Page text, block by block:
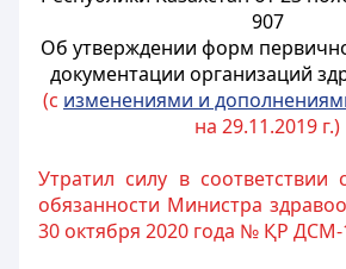
907
Об утверждении форм
документации организаций
(с изменениями и
на 29.11.2019 г.)
Утратил силу в соответствии с
обязанности Министра
30 октября 2020 года № ҚР ДСМ-